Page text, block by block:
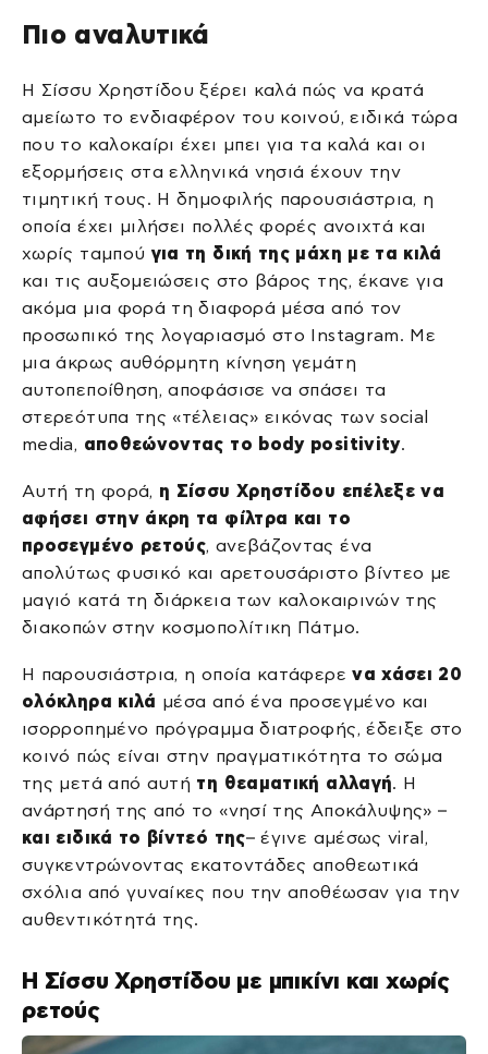
Πιο αναλυτικά
Η Σίσσυ Χρηστίδου ξέρει καλά πώς να κρατά
αμείωτο το ενδιαφέρον του κοινού, ειδικά τώρα
που το καλοκαίρι έχει μπει για τα καλά και οι
εξορμήσεις στα ελληνικά νησιά έχουν την
τιμητική τους. Η δημοφιλής παρουσιάστρια, η
οποία έχει μιλήσει πολλές φορές ανοιχτά και
χωρίς ταμπού για τη δική της μάχη με τα κιλά
και τις αυξομειώσεις στο βάρος της, έκανε για
ακόμα μια φορά τη διαφορά μέσα από τον
προσωπικό της λογαριασμό στο Instagram. Με
μια άκρως αυθόρμητη κίνηση γεμάτη
αυτοπεποίθηση, αποφάσισε να σπάσει τα
στερεότυπα της «τέλειας» εικόνας των social
media, αποθεώνοντας το body positivity.
Αυτή τη φορά, η Σίσσυ Χρηστίδου επέλεξε να
αφήσει στην άκρη τα φίλτρα και το
προσεγμένο ρετούς, ανεβάζοντας ένα
απολύτως φυσικό και αρετουσάριστο βίντεο με
μαγιό κατά τη διάρκεια των καλοκαιρινών της
διακοπών στην κοσμοπολίτικη Πάτμο.
Η παρουσιάστρια, η οποία κατάφερενα χάσει 20
ολόκληρα κιλά μέσα από ένα προσεγμένο και
ισορροπημένο πρόγραμμα διατροφής, έδειξε στο
κοινό πώς είναι στην πραγματικότητα το σώμα
της μετά από αυτή τη θεαματική αλλαγή. Η
ανάρτησή της από το «νησί της Αποκάλυψης» –
και ειδικά το βίντεό της– έγινε αμέσως viral,
συγκεντρώνοντας εκατοντάδες αποθεωτικά
σχόλια από γυναίκες που την αποθέωσαν για την
αυθεντικότητά της.
Η Σίσσυ Χρηστίδου με μπικίνι και χωρίς
ρετούς